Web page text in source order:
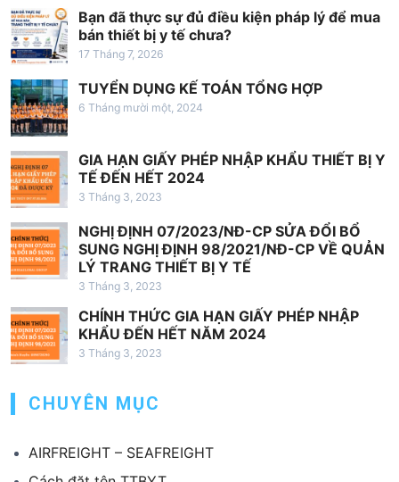
i
v
i
ế
t
Bạn đã thực sự đủ điều kiện pháp lý để mua
bán thiết bị y tế chưa?
17 Tháng 7, 2026
TUYỂN DỤNG KẾ TOÁN TỔNG HỢP
6 Tháng mười một, 2024
GIA HẠN GIẤY PHÉP NHẬP KHẨU THIẾT BỊ Y
TẾ ĐẾN HẾT 2024
3 Tháng 3, 2023
NGHỊ ĐỊNH 07/2023/NĐ-CP SỬA ĐỔI BỔ
SUNG NGHỊ ĐỊNH 98/2021/NĐ-CP VỀ QUẢN
LÝ TRANG THIẾT BỊ Y TẾ
3 Tháng 3, 2023
CHÍNH THỨC GIA HẠN GIẤY PHÉP NHẬP
KHẨU ĐẾN HẾT NĂM 2024
3 Tháng 3, 2023
CHUYÊN MỤC
AIRFREIGHT – SEAFREIGHT